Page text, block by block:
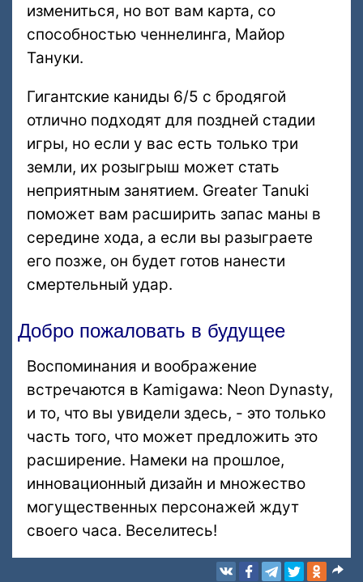
измениться, но вот вам карта, со
способностью ченнелинга, Майор
Тануки.
Гигантские каниды 6/5 с бродягой
отлично подходят для поздней стадии
игры, но если у вас есть только три
земли, их розыгрыш может стать
неприятным занятием. Greater Tanuki
поможет вам расширить запас маны в
середине хода, а если вы разыграете
его позже, он будет готов нанести
смертельный удар.
Добро пожаловать в будущее
Воспоминания и воображение
встречаются в Kamigawa: Neon Dynasty,
и то, что вы увидели здесь, - это только
часть того, что может предложить это
расширение. Намеки на прошлое,
инновационный дизайн и множество
могущественных персонажей ждут
своего часа. Веселитесь!